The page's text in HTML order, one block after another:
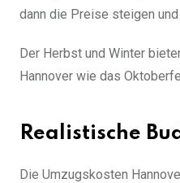
dann die Preise steigen
Der Herbst und Winter
Hannover wie das
Realistische
Die Umzugskosten